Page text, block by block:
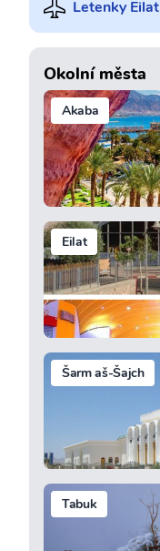
Letenky Eilat
Okolní města
Akaba
Eilat
Šarm aš-Šajch
Tabuk